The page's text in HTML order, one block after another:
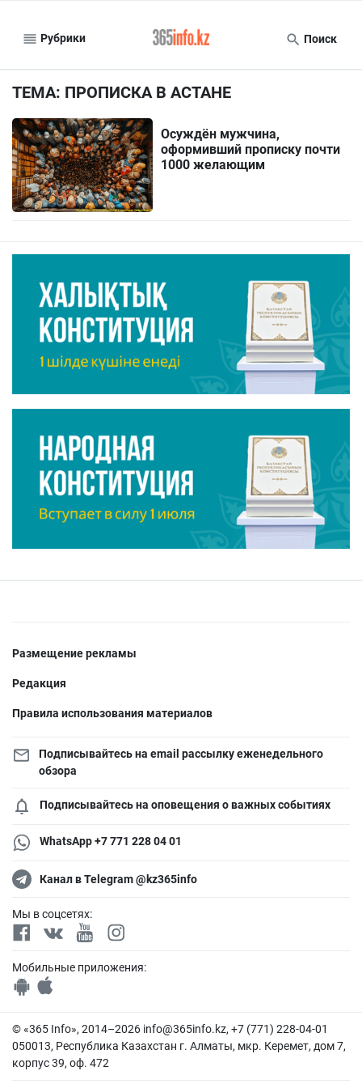
Рубрики Поиск
ТЕМА: ПРОПИСКА В АСТАНЕ
Осуждён мужчина,
оформивший прописку почти
1000 желающим
Размещение рекламы
Редакция
Правила использования материалов
Подписывайтесь на email рассылку еженедельного
обзора
Подписывайтесь на оповещения о важных событиях
WhatsApp +7 771 228 04 01
Канал в Telegram @kz365info
Мы в соцсетях:
Мобильные приложения:
© «365 Info», 2014–2026 info@365info.kz, +7 (771) 228-04-01
050013, Республика Казахстан г. Алматы, мкр. Керемет, дом 7,
корпус 39, оф. 472